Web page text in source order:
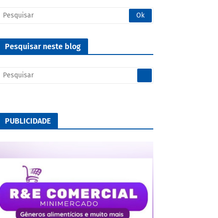
Pesquisar neste blog
PUBLICIDADE